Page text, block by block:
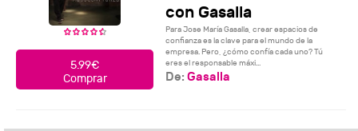
5.99€
Comprar
con Gasalla
Para Jose María Gasalla, crear espacios de
confianza es la clave para el mundo de la
empresa. Pero, ¿cómo confía cada uno? Tú
eres el responsable máxi...
De:Gasalla